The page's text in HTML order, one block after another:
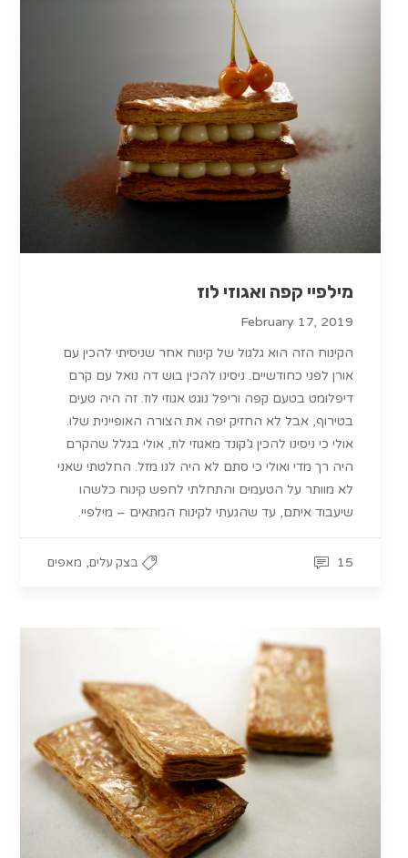
מילפיי קפה ואגוזי לוז
February 17, 2019
הקינוח הזה הוא גלגול של קינוח אחר שניסיתי להכין עם
אורן לפני כחודשיים. ניסינו להכין בוש דה נואל עם קרם
דיפלומט בטעם קפה וריפל נוגט אגוזי לוז. זה היה טעים
בטירוף, אבל לא החזיק יפה את הצורה האופיינית שלו.
אולי כי ניסינו להכין ג’קונד מאגוזי לוז, אולי בגלל שהקרם
היה רך מדי ואולי כי סתם לא היה לנו מזל. החלטתי שאני
לא מוותר על הטעמים והתחלתי לחפש קינוח כלשהו
שיעבוד איתם, עד שהגעתי לקינוח המתאים – מילפיי.
בצק עלים, מאפים 15